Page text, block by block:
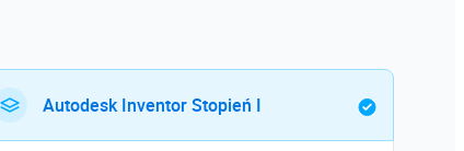
Autodesk Inventor Stopień I